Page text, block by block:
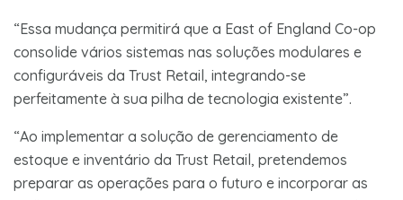
“Essa mudança permitirá que a East of England Co-op
consolide vários sistemas nas soluções modulares e
configuráveis da Trust Retail, integrando-se
perfeitamente à sua pilha de tecnologia existente”.
“Ao implementar a solução de gerenciamento de
estoque e inventário da Trust Retail, pretendemos
preparar as operações para o futuro e incorporar as